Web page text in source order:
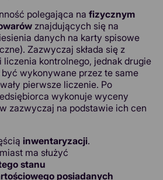
polegająca na fizycznym
znajdujących się na
danych na karty spisowe
Zazwyczaj składa się z
kontrolnego, jednak drugie
wykonywane przez te same
pierwsze liczenie. Po
wykonuje wyceny
zazwyczaj na podstawie ich cen
inwentaryzacji.
ma służyć
stanu
posiadanych